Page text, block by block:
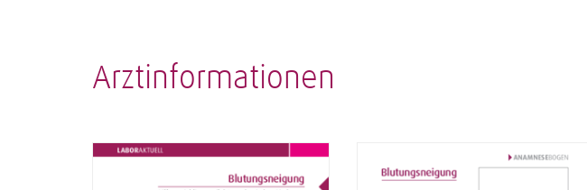
Arztinformationen